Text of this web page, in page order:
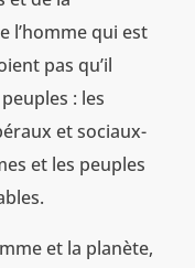
l’homme qui est
pas qu’il
: les
et sociaux-
et les peuples
et la planète,